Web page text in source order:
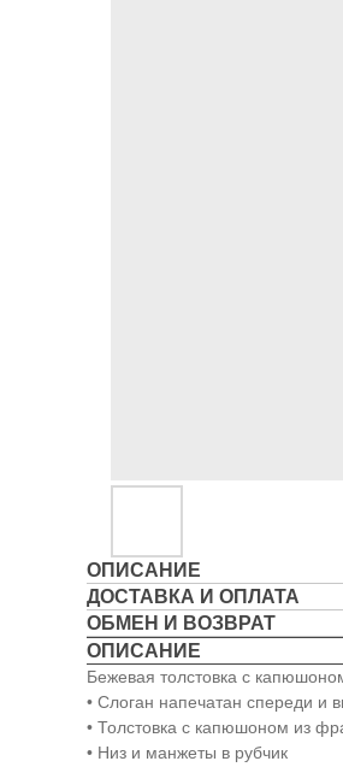
ОПИСАНИЕ
ДОСТАВКА И ОПЛАТА
ОБМЕН И ВОЗВРАТ
ОПИСАНИЕ
Бежевая толстовка с
• Слоган напечатан спереди и
• Толстовка с капюшоном из
• Низ и манжеты в рубчик